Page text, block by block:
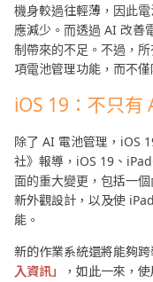
機身較過往輕薄，因此
應減少。而透過 AI 改善
制帶來的不足。不過，
項電池管理功能，而不僅
iOS 19：不只有
除了 AI 電池管理，iOS
社》報導，iOS 19、
面的重大變更，包括一
新外觀設計，以及使
能。
新的作業系統還將能夠
入資訊」
，如此一來，